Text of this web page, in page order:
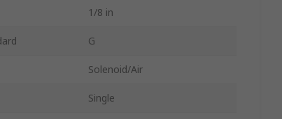
1/8 in
G
Solenoid/Air
Single